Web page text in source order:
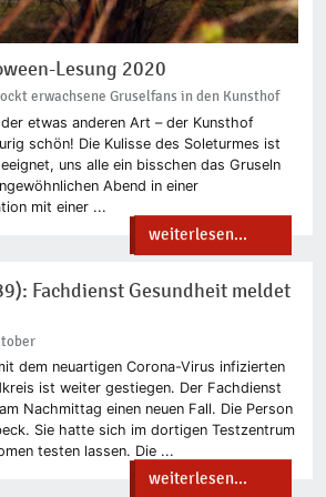
Lesung 2020
erwachsene Gruselfans in den Kunsthof
etwas anderen Art – der Kunsthof
schön! Die Kulisse des Soleturmes ist
uns alle ein bisschen das Gruseln
Abend in einer
mit einer ...
weiterlesen...
Fachdienst Gesundheit meldet
dem neuartigen Corona-Virus infizierten
ist weiter gestiegen. Der Fachdienst
Nachmittag einen neuen Fall. Die Person
Sie hatte sich im dortigen Testzentrum
testen lassen. Die ...
weiterlesen...